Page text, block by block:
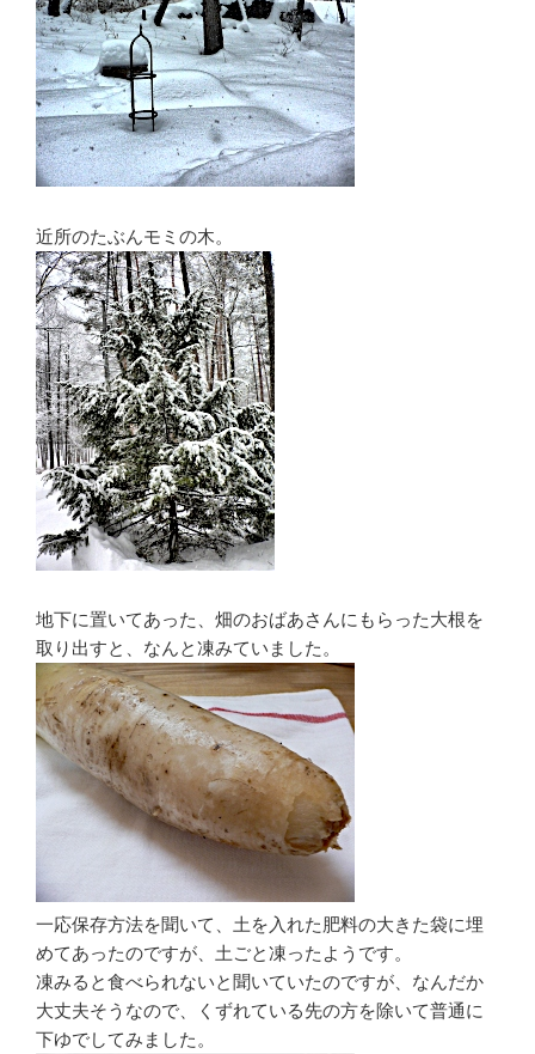
近所のたぶんモミの木。
地下に置いてあった、畑のおばあさんにもらった大根を
取り出すと、なんと凍みていました。
一応保存方法を聞いて、土を入れた肥料の大きた袋に埋
めてあったのですが、土ごと凍ったようです。
凍みると食べられないと聞いていたのですが、なんだか
大丈夫そうなので、くずれている先の方を除いて普通に
下ゆでしてみました。